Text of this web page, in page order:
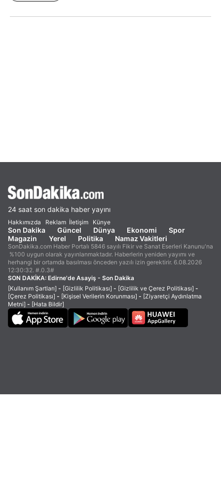
24 saat son dakika haber yayını
Hakkımızda Reklam İletişim Künye
Son Dakika Güncel Dünya Ekonomi
Spor
Magazin
Yerel Politika Namaz Vakitleri
SonDakika.com Haber Portalı 5846 sayılı Fikir ve Sanat Eserleri Kanunu'na
%100 uygun olarak yayınlanmaktadır. Haberlerin yeniden yayımı ve
herhangi bir ortamda basılması önceden yazılı izin gerektirir. 6.08.2026
12:30:32. #.0.3#
SON DAKİKA: Edirne'de Asayiş - Son Dakika
[Kullanım Şartları] - [Gizlilik Politikası] - [Gizlilik ve Çerez Politikası] -
[Çerez Politikası] - [Kişisel Verilerin Korunması] - [Ziyaretçi Aydınlatma
Metni] - [Hata Bildir]